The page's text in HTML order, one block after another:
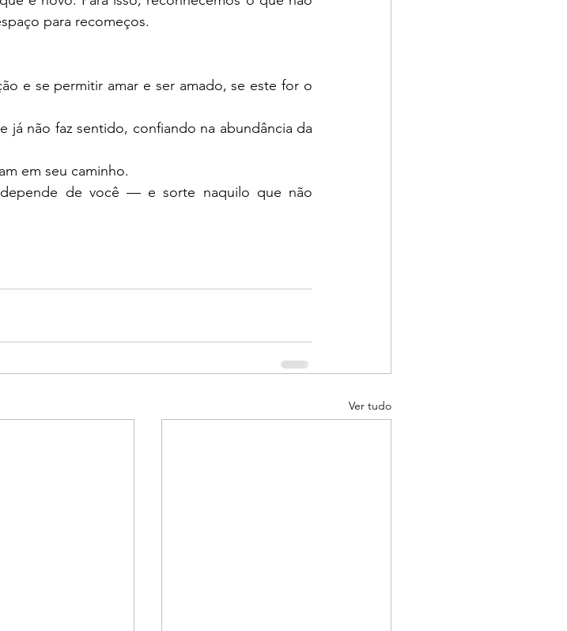
para recomeços.
e se permitir amar e ser amado, se este for o
não faz sentido, confiando na abundância da
em seu caminho.
de você — e sorte naquilo que não
Ver tudo